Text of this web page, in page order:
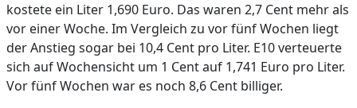
kostete ein Liter 1,690 Euro. Das waren 2,7 Cent mehr als
vor einer Woche. Im Vergleich zu vor fünf Wochen liegt
der Anstieg sogar bei 10,4 Cent pro Liter. E10 verteuerte
sich auf Wochensicht um 1 Cent auf 1,741 Euro pro Liter.
Vor fünf Wochen war es noch 8,6 Cent billiger.